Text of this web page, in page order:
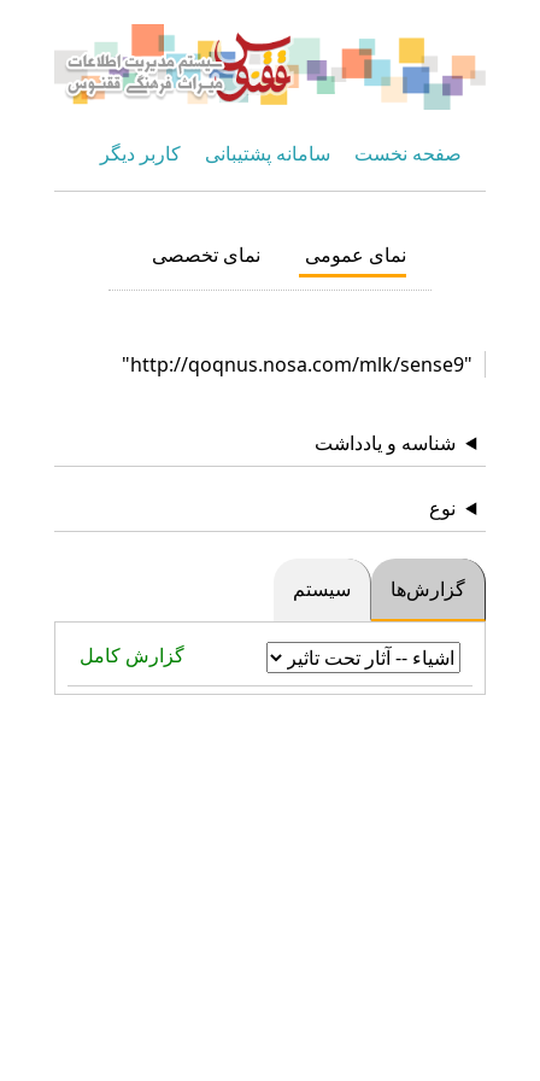
صفحه نخست سامانه پشتیبانی کاربر دیگر
نمای عمومی نمای تخصصی
"http://qoqnus.nosa.com/mlk/sense9"
شناسه و یادداشت
نوع
گزارش‌ها سیستم
گزارش کامل